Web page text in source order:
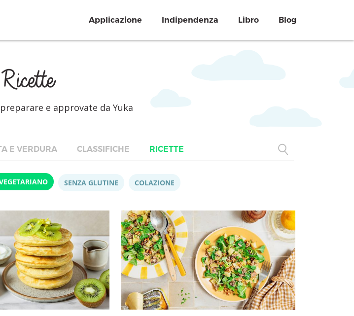
Applicazione Indipendenza Libro Blog
Ricette
e approvate da Yuka
E VERDURA CLASSIFICHE RICETTE
SENZA GLUTINE COLAZIONE